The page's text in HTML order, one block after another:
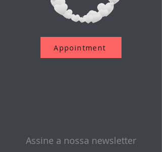
Appointment
Assine a nossa newsletter